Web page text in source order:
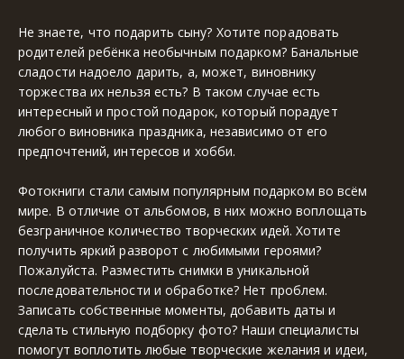
Не знаете, что подарить сыну? Хотите порадовать
родителей ребёнка необычным подарком? Банальные
сладости надоело дарить, а, может, виновнику
торжества их нельзя есть? В таком случае есть
интересный и простой подарок, который порадует
любого виновника праздника, независимо от его
предпочтений, интересов и хобби.
Фотокниги стали самым популярным подарком во всём
мире. В отличие от альбомов, в них можно воплощать
безграничное количество творческих идей. Хотите
получить яркий разворот с любимыми героями?
Пожалуйста. Разместить снимки в уникальной
последовательности и обработке? Нет проблем.
Записать собственные моменты, добавить даты и
сделать стильную подборку фото? Наши специалисты
помогут воплотить любые творческие желания и идеи,